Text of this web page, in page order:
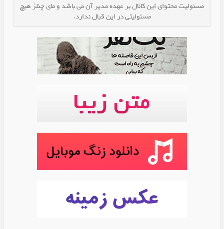
مسئولیت محتوای این کانال بر عهده مدیر آن می باشد و مای چنلز هیچ
مسئولیتی در این قبال ندارد.